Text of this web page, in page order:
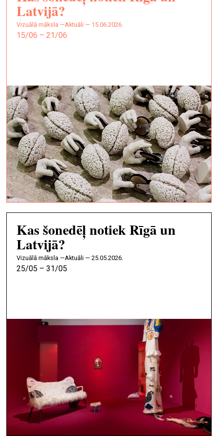
Latvijā?
vizuālā māksla —Aktuāli — 15.06.2026.
15/06 – 21/06
Kas šonedēļ notiek Rīgā un
Latvijā?
vizuālā māksla —Aktuāli — 25.05.2026.
25/05 – 31/05